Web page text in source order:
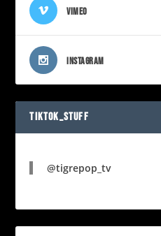
VIMEO
INSTAGRAM
TIKTOK_STUFF
@tigrepop_tv